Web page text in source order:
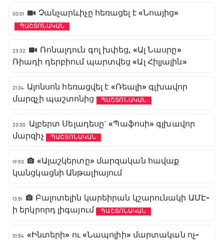
00:01 Չանչարևիչը հեռացել է «Նոայից»
ՊԱՇՏՈՆԱԿԱՆ
23:32
Ռոնալդուն գոլ խփեց, «Ալ Նասրը»
Ռիադի դերբիում պարտվեց «Ալ Հիլյալին»
21:34 Ալոնսոն հեռացվել է «Ռեալի» գլխավոր
մարզչի պաշտոնից
ՊԱՇՏՈՆԱԿԱՆ
20:30
Ալբերտ Սելադեսը` «Պաֆոսի» գլխավոր
մարզիչ
ՊԱՇՏՈՆԱԿԱՆ
19:53
«Ալաշկերտը» մարզական հավաք
կանցկացնի Անթալիայում
13:51
Բալոտելին կարեիրան կշարունակի ԱՄԷ-
ի երկրորդ լիգայում
ՊԱՇՏՈՆԱԿԱՆ
01:54 «Ինտերի» ու «Նապոլիի» մարտական ոչ-